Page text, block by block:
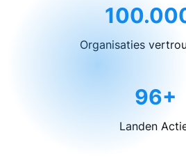
Organisaties
96+
Landen